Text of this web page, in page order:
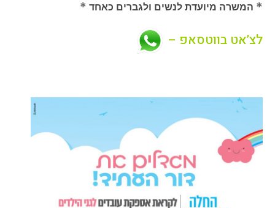
* המשרה מיועדת לנשים ולגברים כאחד *
לצ’אט בווטסאפ –